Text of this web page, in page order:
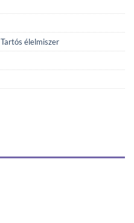
Tartós élelmiszer